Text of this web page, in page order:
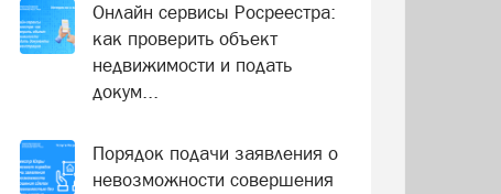
Онлайн сервисы Росреестра:
как проверить объект
недвижимости и подать
докум...
Порядок подачи заявления о
невозможности совершения